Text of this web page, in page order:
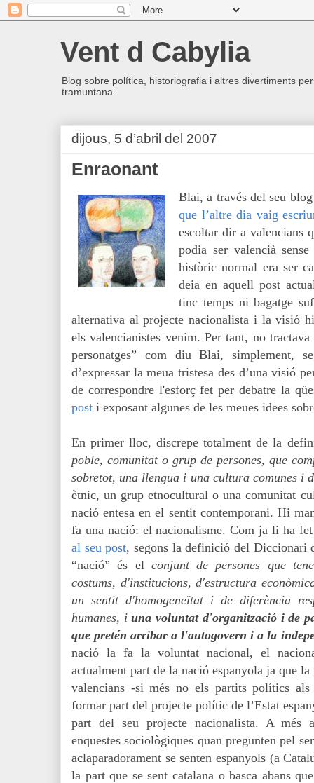
Vent d Cabylia
Blog sobre política, historiografia i altres divertiments
tramuntana.
dijous, 5 d’abril del 2007
Enraonant
Blai, a través del seu
que l’altre dia vaig
escoltar dir a valencians
podia ser valencià
històric normal era ser
deia en aquell post
tinc temps ni bagatge
alternativa al projecte nacionalista i la visió
els valencianistes venim. Per tant, no
personatges” com diu Blai, simplement,
d’expressar la meua tristesa des d’una visió
de correspondre l'esforç fet per debatre la
post i exposant algunes de les meues idees
En primer lloc, discrepe totalment de la
poble, comunitat o grup de persones, que
sobretot, una llengua i una cultura comunes i
ètnic, un grup etnocultural o una comunitat
nació entesa en el sentit contemporani. Hi
fa una nació: el nacionalisme. Com ja li ha
al seu post, segons la definició del Diccionari
“nació” és el conjunt de persones que
costums, d'institucions, d'estructura
un sentit d'homogeneïtat i de diferència
humanes, iuna voluntat d'organització i de
que pretén arribar a l'autogovern i a la
nació la fa la voluntat nacional, el
actualment part de la nació espanyola ja que
valencians -si més no els partits polítics als
formar part del projecte polític de l’Estat
part del seu projecte nacionalista. A més
enquestes sociològiques quan pregunten pel
aclaparadorament se senten espanyols (a
la part que se sent catalana o basca abans